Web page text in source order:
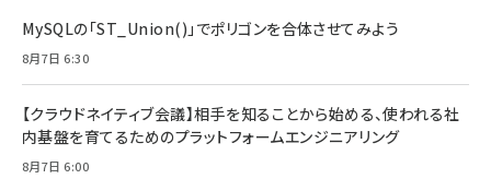
MySQLの「ST_Union()」でポリゴンを合体させてみよう
8月7日 6:30
【クラウドネイティブ会議】相手を知ることから始める、使われる社
内基盤を育てるためのプラットフォームエンジニアリング
8月7日 6:00